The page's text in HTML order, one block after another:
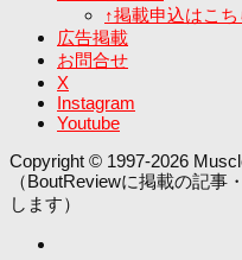
↑掲載申込はこち
広告掲載
お問合せ
X
Instagram
Youtube
Copyright © 1997-2026
（BoutReviewに掲載の記事
します）